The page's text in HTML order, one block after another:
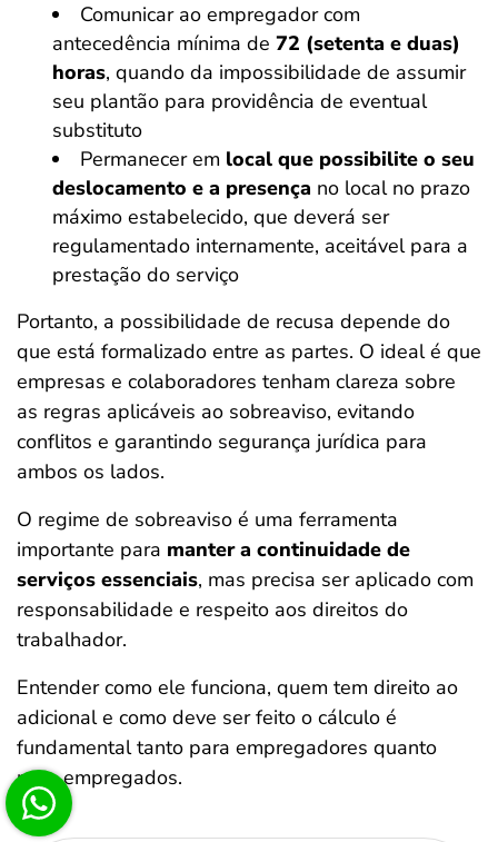
Comunicar ao empregador com
antecedência mínima de 72 (setenta e duas)
horas, quando da impossibilidade de assumir
seu plantão para providência de eventual
substituto
Permanecer em local que possibilite o seu
deslocamento e a presença no local no prazo
máximo estabelecido, que deverá ser
regulamentado internamente, aceitável para a
prestação do serviço
Portanto, a possibilidade de recusa depende do
que está formalizado entre as partes. O ideal é que
empresas e colaboradores tenham clareza sobre
as regras aplicáveis ao sobreaviso, evitando
conflitos e garantindo segurança jurídica para
ambos os lados.
O regime de sobreaviso é uma ferramenta
importante para manter a continuidade de
serviços essenciais, mas precisa ser aplicado com
responsabilidade e respeito aos direitos do
trabalhador.
Entender como ele funciona, quem tem direito ao
adicional e como deve ser feito o cálculo é
fundamental tanto para empregadores quanto
para empregados.